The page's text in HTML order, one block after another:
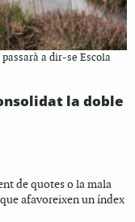
passarà a dir-se Escola
la doble
de quotes o la mala
afavoreixen un índex